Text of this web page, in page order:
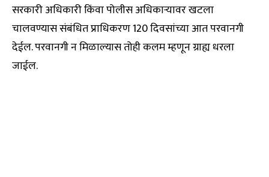
सरकारी अधिकारी किंवा पोलीस अधिकाऱ्यावर खटला
चालवण्यास संबंधित प्राधिकरण 120 दिवसांच्या आत परवानगी
देईल. परवानगी न मिळाल्यास तोही कलम म्हणून ग्राह्य धरला
जाईल.